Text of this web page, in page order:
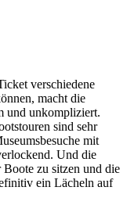
verschiedene
macht die
und unkompliziert.
sind sehr
mit
Und die
zu sitzen und die
ein Lächeln auf